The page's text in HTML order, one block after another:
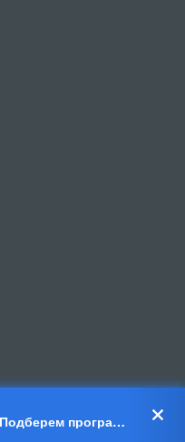
«Не хотите искать курс? Подберем программу за 5 шагов!»